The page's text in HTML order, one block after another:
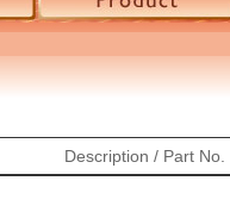
Description / Part No.